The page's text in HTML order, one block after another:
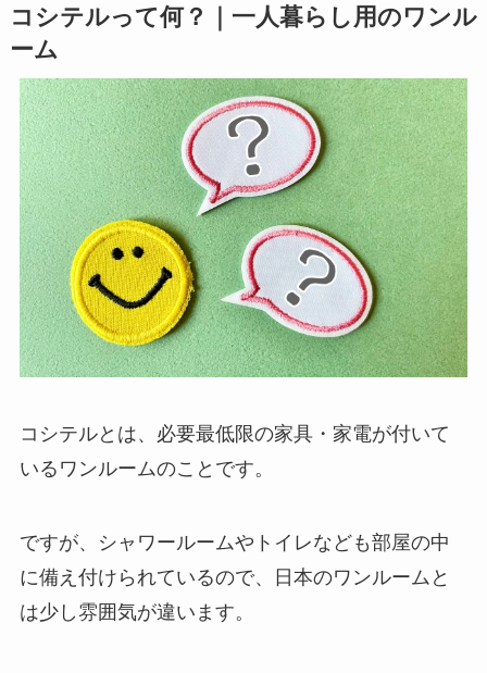
コシテルって何？｜一人暮らし用のワンル
ーム
コシテルとは、必要最低限の家具・家電が付いて
いるワンルームのことです。
ですが、シャワールームやトイレなども部屋の中
に備え付けられているので、日本のワンルームと
は少し雰囲気が違います。